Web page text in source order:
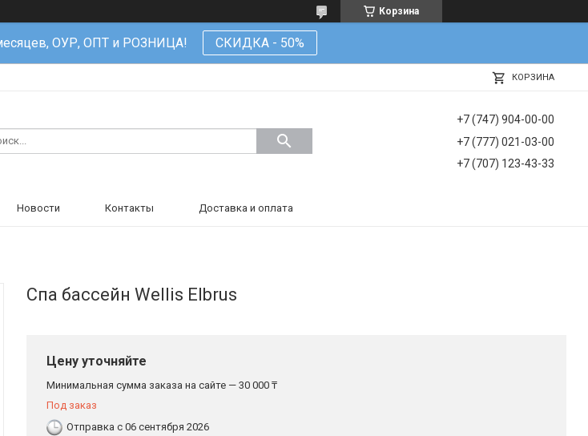
Корзина
ОУР, ОПТ и РОЗНИЦА! СКИДКА - 50%
КОРЗИНА
+7 (747) 904-00-00
+7 (777) 021-03-00
+7 (707) 123-43-33
Новости Контакты Доставка и оплата
Спа бассейн Wellis Elbrus
Цену уточняйте
Минимальная сумма заказа на сайте — 30 000 ₸
Под заказ
Отправка с 06 сентября 2026